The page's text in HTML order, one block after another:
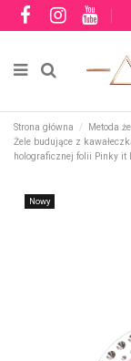
Strona główna Metoda
Żele budujące z
holograficznej folii Pinky it
Nowy